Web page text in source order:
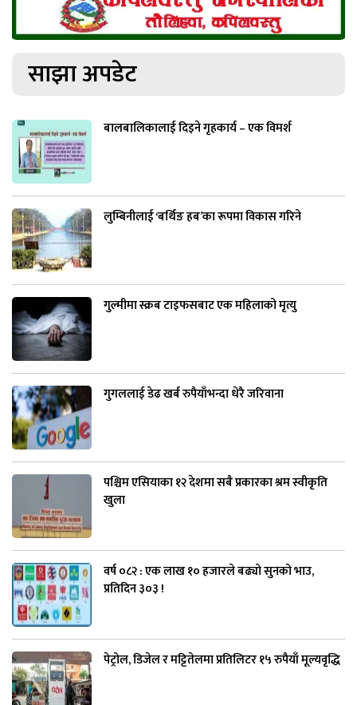
साझा अपडेट
बालबालिकालाई दिइने गृहकार्य – एक विमर्श
लुम्बिनीलाई ‘बर्थिङ हब’का रूपमा विकास गरिने
गुल्मीमा स्क्रब टाइफसबाट एक महिलाको मृत्यु
गुगललाई डेढ खर्ब रुपैयाँभन्दा धेरै जरिवाना
पश्चिम एसियाका १२ देशमा सबै प्रकारका श्रम स्वीकृति
खुला
वर्ष ०८२ : एक लाख १० हजारले बढ्यो सुनको भाउ,
प्रतिदिन ३०३ !
पेट्रोल, डिजेल र मट्टितेलमा प्रतिलिटर १५ रुपैयाँ मूल्यवृद्धि